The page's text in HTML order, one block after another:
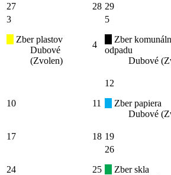
27
28 29
3
Zber plastov
Dubové
(Zvolen)
4
5
Zber
odpadu
Dubové
10 11
12
Zber papiera
Dubové
17 18 19
24 25
26
Zber skla